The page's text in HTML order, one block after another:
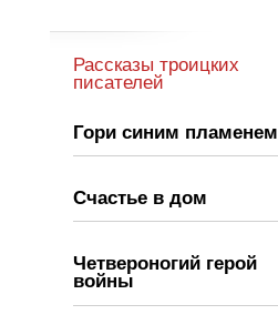
Рассказы троицких
писателей
Гори синим пламенем
Счастье в дом
Четвероногий герой
войны